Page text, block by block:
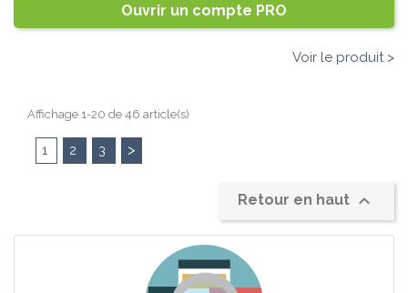
Ouvrir un compte PRO
Voir le produit >
Affichage 1-20 de 46 article(s)
1 2 3 >
Retour en haut 